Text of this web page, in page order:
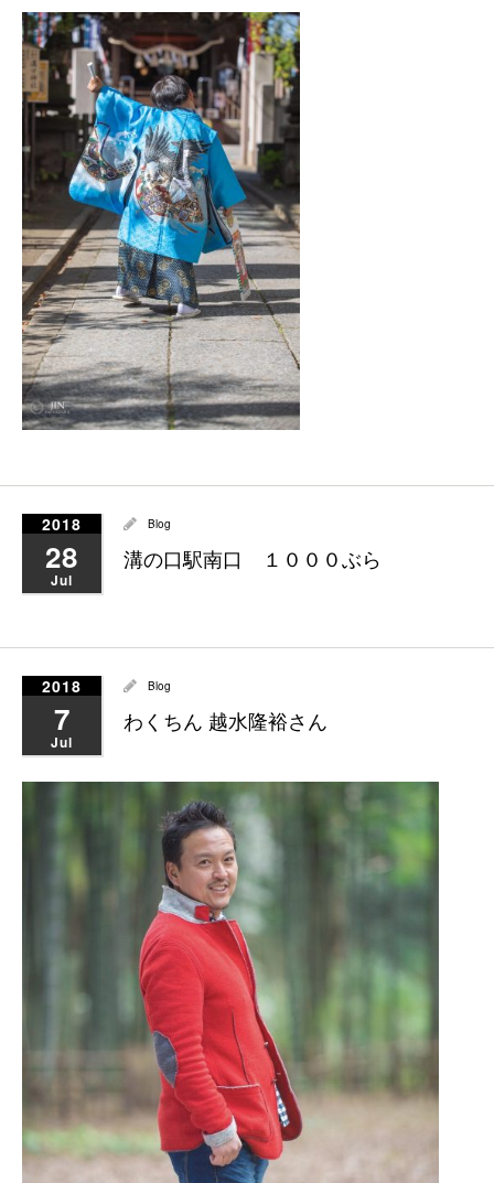
2018
28
Jul
Blog
溝の口駅南口 １０００ぶら
2018
7
Jul
Blog
わくちん 越水隆裕さん